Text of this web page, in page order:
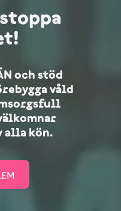
och stöd
våld
alla kön.